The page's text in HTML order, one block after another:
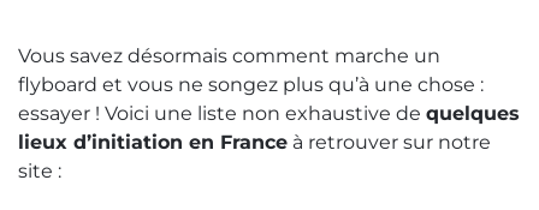
Vous savez désormais comment marche un
flyboard et vous ne songez plus qu’à une chose :
essayer ! Voici une liste non exhaustive de quelques
lieux d’initiation en France à retrouver sur notre
site :